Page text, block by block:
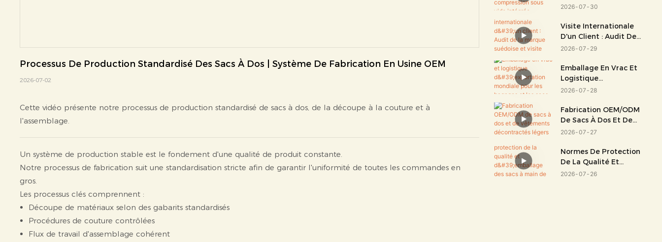
Processus De Production Standardisé Des Sacs À Dos | Système De Fabrication En Usine OEM
2026-07-02
Cette vidéo présente notre processus de production standardisé de sacs à dos, de la découpe à la couture et à
l'assemblage.
Un système de production stable est le fondement d'une qualité de produit constante.
Notre processus de fabrication suit une standardisation stricte afin de garantir l'uniformité de toutes les commandes en
gros.
Les processus clés comprennent :
Découpe de matériaux selon des gabarits standardisés
Procédures de couture contrôlées
Flux de travail d'assemblage cohérent
Compression Sous
2026 07 30
Visite Internationale
D'un Client : Audit De
La Marque Suédoise
2026 07 29
Emballage En Vrac Et
Logistique
D'exportation
Bagages Et Les Sacs
2026 07 28
Fabrication OEM/ODM
De Sacs À Dos Et De
Vêtements
2026 07 27
Normes De Protection
De La Qualité Et
D'emballage Des Sacs
2026 07 26